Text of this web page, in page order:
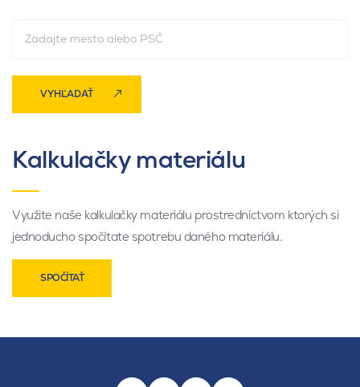
VYHĽADAŤ
Kalkulačky materiálu
Využite naše kalkulačky materiálu prostredníctvom ktorých si
jednoducho spočítate spotrebu daného materiálu.
SPOČÍTAŤ